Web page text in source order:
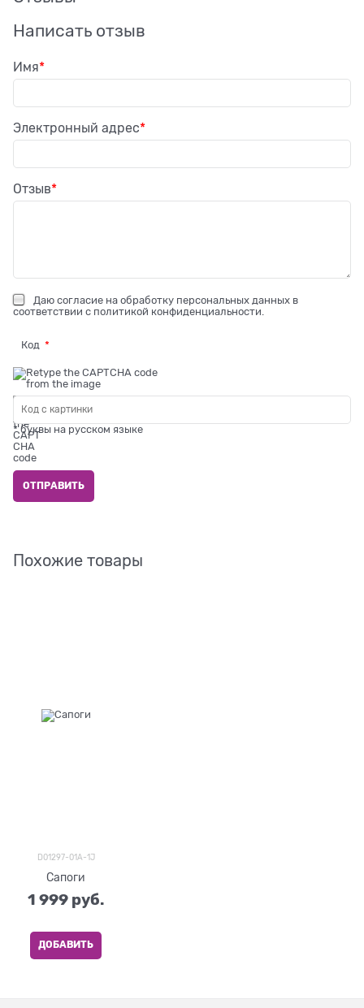
Написать отзыв
Имя
Электронный адрес
Отзыв
Даю согласие на обработку персональных данных в
соответствии с политикой конфиденциальности
Код
* буквы на русском языке
Похожие товары
D01297-01A-1J
Сапоги
1 999 руб.
ДОБАВИТЬ